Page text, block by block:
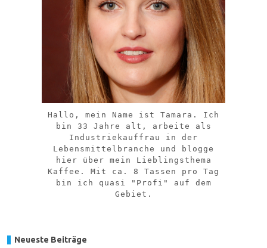
Hallo, mein Name ist Tamara. Ich
bin 33 Jahre alt, arbeite als
Industriekauffrau in der
Lebensmittelbranche und blogge
hier über mein Lieblingsthema
Kaffee. Mit ca. 8 Tassen pro Tag
bin ich quasi "Profi" auf dem
Gebiet.
Neueste Beiträge